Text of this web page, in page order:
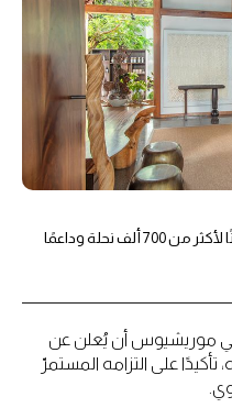
كيف أصبح شانغريلا لو تويسروك موطنًا لأكثر من 700 ألف نحلة وداعمًا
موريشيوس أن يُعلن عن
على التزامه المستمرّ